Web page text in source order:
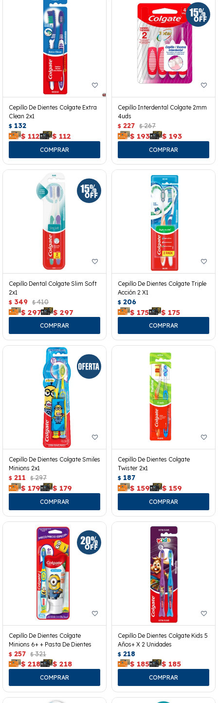
Cepillo De Dientes Colgate Extra
Clean 2x1
$ 132
$ 112 $ 112
Cepillo Interdental Colgate 2mm
4uds
$ 227 $ 267
$ 193 $ 193
Cepillo Dental Colgate Slim Soft
2x1
$ 349 $ 410
$ 297 $ 297
Cepillo De Dientes Colgate Triple
Acción 2 X1
$ 206
$ 175 $ 175
Cepillo De Dientes Colgate Smiles
Minions 2x1
$ 211 $ 297
$ 179 $ 179
Cepillo De Dientes Colgate
Twister 2x1
$ 187
$ 159 $ 159
Cepillo De Dientes Colgate
Minions 6+ + Pasta De Dientes
$ 257 $ 321
$ 218 $ 218
Cepillo De Dientes Colgate Kids 5
Años+ X 2 Unidades
$ 218
$ 185 $ 185